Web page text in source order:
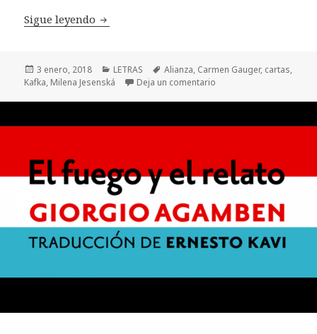
Sigue leyendo Una relación con espectros
Publicado
el
3 enero, 2018 Categorías
LETRAS Etiquetas
Alianza, Carmen Gauger, cartas,
Kafka, Milena Jesenská Deja un comentario